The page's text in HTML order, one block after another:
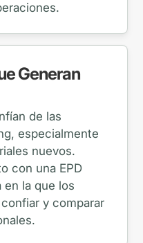
Generan
de las
especialmente
nuevos.
con una EPD
en la que los
y comparar